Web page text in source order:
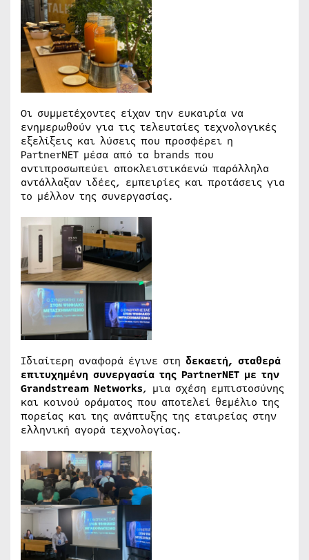
Οι συμμετέχοντες είχαν την ευκαιρία να
ενημερωθούν για τις τελευταίες τεχνολογικές
εξελίξεις και λύσεις που προσφέρει η
PartnerNET μέσα από τα brands που
αντιπροσωπεύει αποκλειστικάενώ παράλληλα
αντάλλαξαν ιδέες, εμπειρίες και προτάσεις για
το μέλλον της συνεργασίας.
Ιδιαίτερη αναφορά έγινε στη δεκαετή, σταθερά
επιτυχημένη συνεργασία της PartnerNET με την
Grandstream Networks, μια σχέση εμπιστοσύνης
και κοινού οράματος που αποτελεί θεμέλιο της
πορείας και της ανάπτυξης της εταιρείας στην
ελληνική αγορά τεχνολογίας.